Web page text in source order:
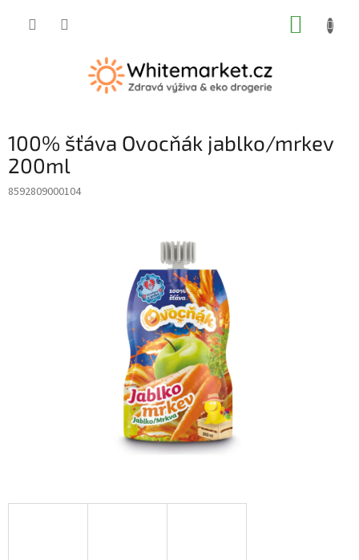
100% šťáva Ovocňák jablko/mrkev
200ml
8592809000104